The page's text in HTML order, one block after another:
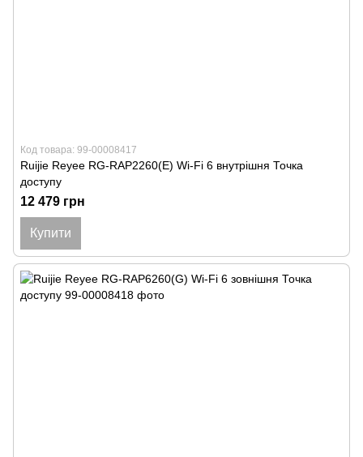
Код товара: 99-00008417
Ruijie Reyee RG-RAP2260(E) Wi-Fi 6 внутрішня Точка
доступу
12 479 грн
Купити